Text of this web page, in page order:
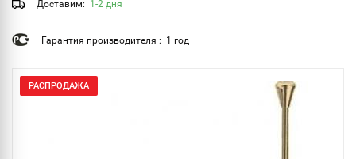
Доставим: 1-2 дня
Гарантия производителя : 1 год
РАСПРОДАЖА